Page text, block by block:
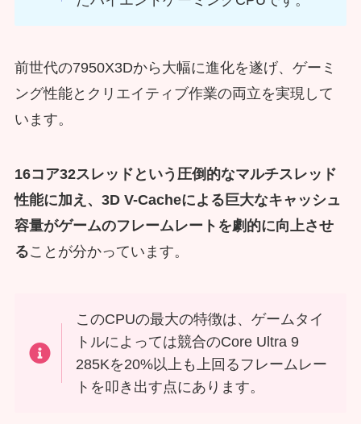
前世代の7950X3Dから大幅に進化を遂げ、ゲーミ
ング性能とクリエイティブ作業の両立を実現して
います。
16コア32スレッドという圧倒的なマルチスレッド
性能に加え、3D V-Cacheによる巨大なキャッシュ
容量がゲームのフレームレートを劇的に向上させ
ることが分かっています。
このCPUの最大の特徴は、ゲームタイ
トルによっては競合のCore Ultra 9
285Kを20%以上も上回るフレームレー
トを叩き出す点にあります。